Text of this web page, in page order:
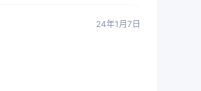
24年1月7日